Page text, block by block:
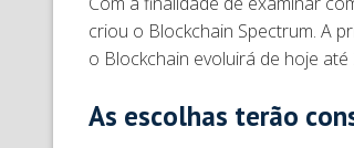
criou o Blockchain Spectrum. A
o Blockchain evoluirá de hoje até
As escolhas terão